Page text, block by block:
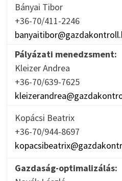
Bányai Tibor
+36-70/411-2246
Pályázati menedzsment:
Kleizer Andrea
+36-70/639-7625
Kopácsi Beatrix
+36-70/944-8697
Gazdaság-optimalizálás: